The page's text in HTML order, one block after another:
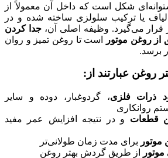
شکل است که داخل آن معمولاً از
یا ترکیب سلولزی ساخته شده و در
قرار می‌گیرد. وظیفه اصلی آن،جدا کردن
از روغن موتور
است تا روغن تمیز و روان
برسد.
روغن عبارتند از:
ذرات فلزی، گردوغبار، دوده و سایر
روانکاری
قطعات و در نتیجه افزایش عمر مفید
برای مدت زمان طولانی‌تر
از طریق گردش بهتر روغن